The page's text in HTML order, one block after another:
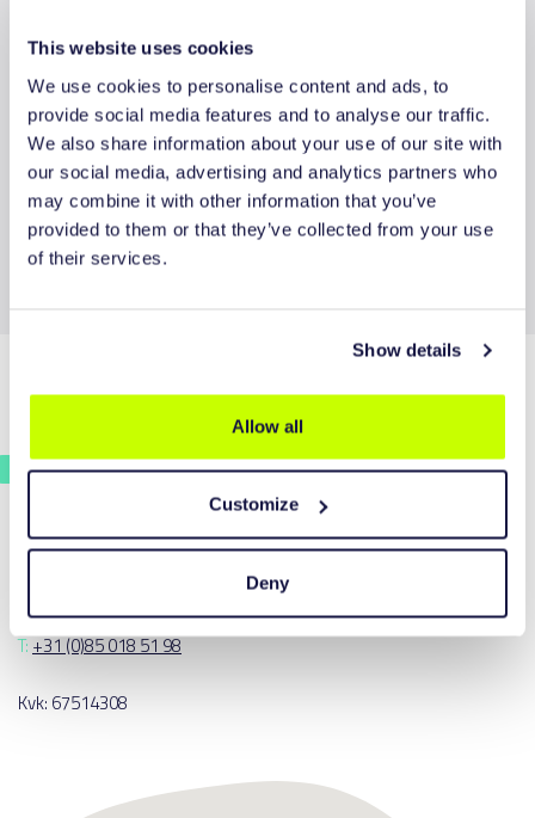
This website uses cookies
We use cookies to personalise content and ads, to
provide social media features and to analyse our traffic.
We also share information about your use of our site with
our social media, advertising and analytics partners who
may combine it with other information that you’ve
provided to them or that they’ve collected from your use
of their services.
Show details
Allow all
Customize
Deny
REQUEST QUOTE
CONTACT INFORMATION
5473 CA Heeswijk-Dinther
The Netherlands
E:info@lutracad.com
T: +31 (0)85 018 51 98
Kvk: 67514308